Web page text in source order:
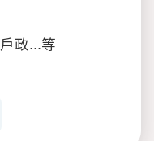
政...等